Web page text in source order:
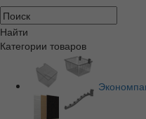
Найти
Категории товаров